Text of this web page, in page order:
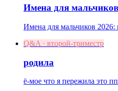
Имена для
Имена для мальчиков
Q&A · второй-триместр
родила
ё-мое что я пережила это